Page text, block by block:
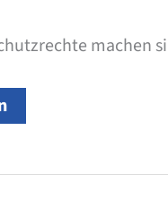
machen